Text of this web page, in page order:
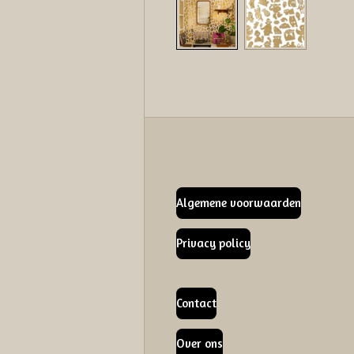
Algemene voorwaarden
Privacy policy
Contact
Over ons